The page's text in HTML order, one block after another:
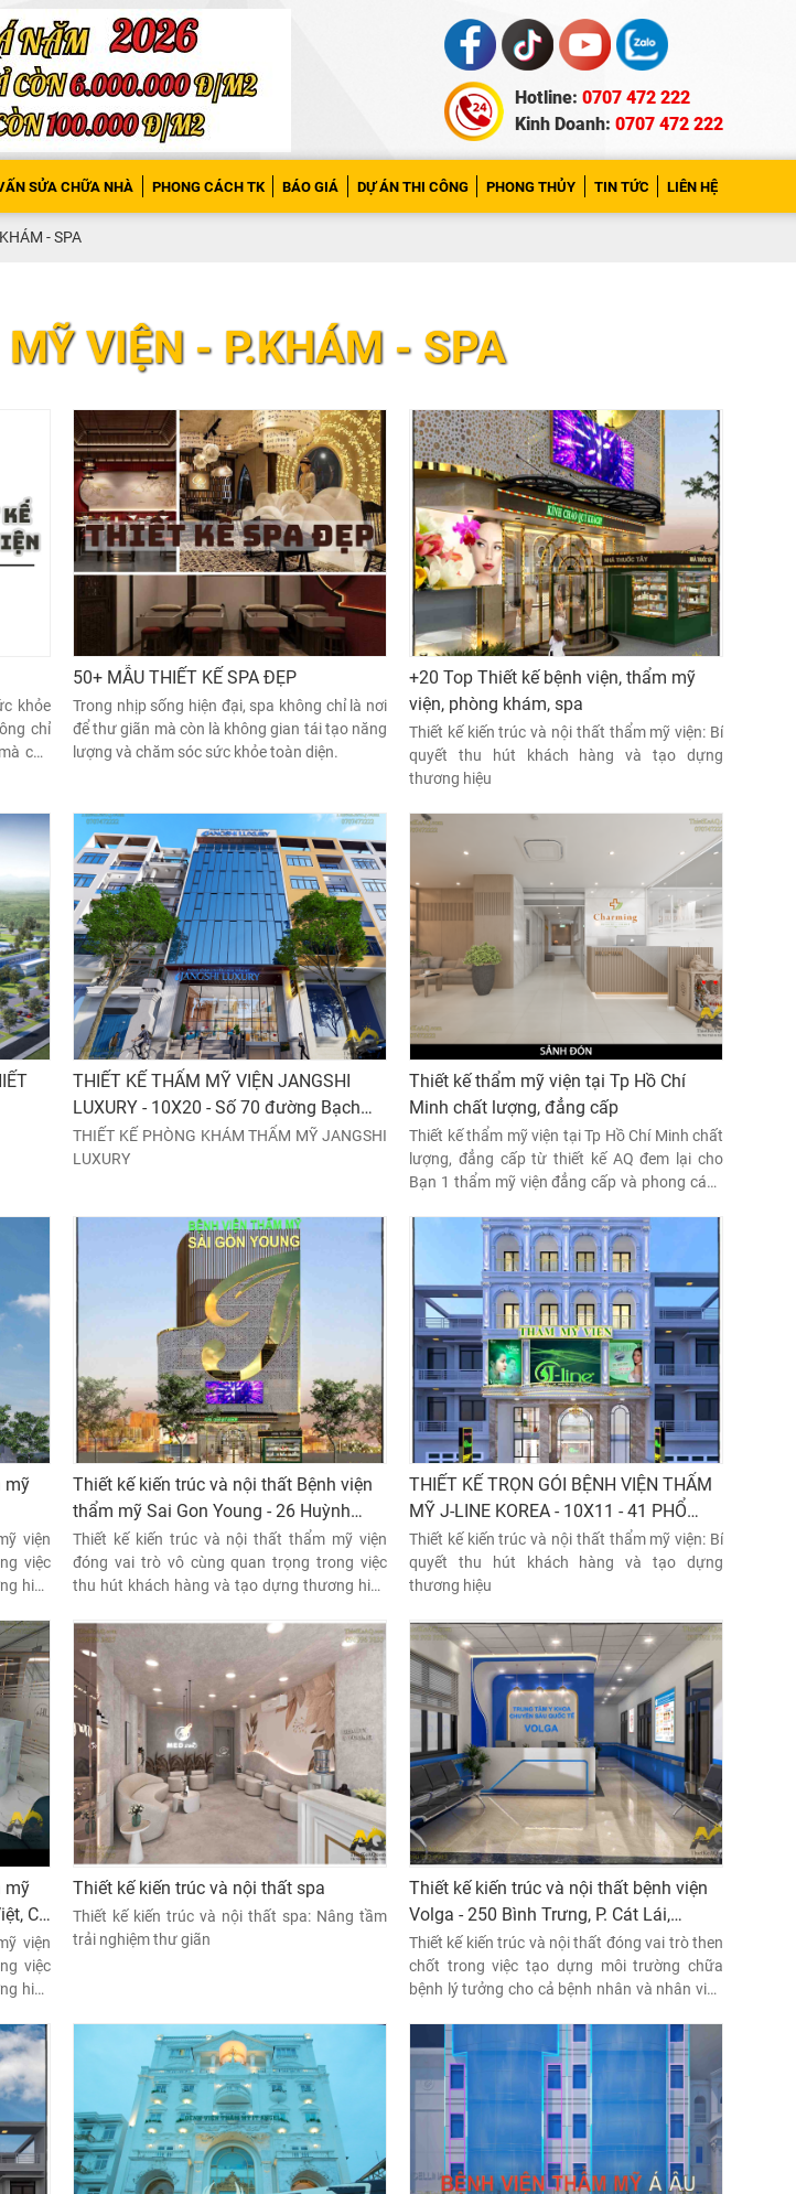
Hotline: 0707 472 222
Kinh Doanh: 0707 472 222
SỬA CHỮA NHÀ PHONG CÁCH TK BÁO GIÁ DỰ ÁN THI CÔNG PHONG THỦY TIN TỨC LIÊN HỆ
- SPA
VIỆN - P.KHÁM - SPA
khỏe
chỉ
còn
50+ MẪU THIẾT KẾ SPA ĐẸP
Trong nhịp sống hiện đại, spa không chỉ là nơi
để thư giãn mà còn là không gian tái tạo năng
lượng và chăm sóc sức khỏe toàn diện.
+20 Top Thiết kế bệnh viện, thẩm mỹ
viện, phòng khám, spa
Thiết kế kiến trúc và nội thất thẩm mỹ viện: Bí
quyết thu hút khách hàng và tạo dựng
thương hiệu
THIẾT KẾ THẨM MỸ VIỆN JANGSHI
LUXURY - 10X20 - Số 70 đường Bạch
Đằng 2, Phường 2, Quận Tân Bình,
TP.HCM
THIẾT KẾ PHÒNG KHÁM THẨM MỸ JANGSHI
LUXURY
Thiết kế thẩm mỹ viện tại Tp Hồ Chí
Minh chất lượng, đẳng cấp
Thiết kế thẩm mỹ viện tại Tp Hồ Chí Minh chất
lượng, đẳng cấp từ thiết kế AQ đem lại cho
Bạn 1 thẩm mỹ viện đẳng cấp và phong cách
mỹ
viện
việc
hiệu
giác
dịch
Thiết kế kiến trúc và nội thất Bệnh viện
thẩm mỹ Sai Gon Young - 26 Huỳnh
Đình Hai, Phường 14, Bình Thạnh,
Thành phố Hồ Chí Minh
Thiết kế kiến trúc và nội thất thẩm mỹ viện
đóng vai trò vô cùng quan trọng trong việc
thu hút khách hàng và tạo dựng thương hiệu
tế sẽ mang đến cho khách hàng cảm giác
thoải mái, thư giãn và an tâm khi sử dụng dịch
vụ.
THIẾT KẾ TRỌN GÓI BỆNH VIỆN THẨM
MỸ J-LINE KOREA - 10X11 - 41 PHỔ
QUANG , TPHCM
Thiết kế kiến trúc và nội thất thẩm mỹ viện: Bí
quyết thu hút khách hàng và tạo dựng
thương hiệu
mỹ
Cổ
viện
việc
hiệu
giác
dịch
Thiết kế kiến trúc và nội thất spa
Thiết kế kiến trúc và nội thất spa: Nâng tầm
trải nghiệm thư giãn
Thiết kế kiến trúc và nội thất bệnh viện
Volga - 250 Bình Trưng, P. Cát Lái,
Thành phố Thủ Đức , TPHCM
Thiết kế kiến trúc và nội thất đóng vai trò then
chốt trong việc tạo dựng môi trường chữa
bệnh lý tưởng cho cả bệnh nhân và nhân viên